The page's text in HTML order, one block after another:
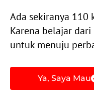
Ada sekiranya 110
Karena belajar
untuk menuju
Ya, Saya Mau